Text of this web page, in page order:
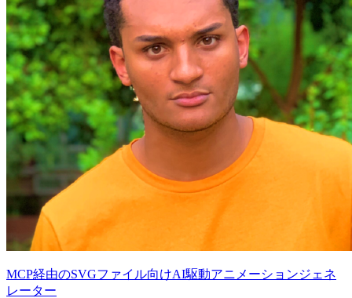
MCP経由のSVGファイル向けAI駆動アニメーションジェネ
レーター